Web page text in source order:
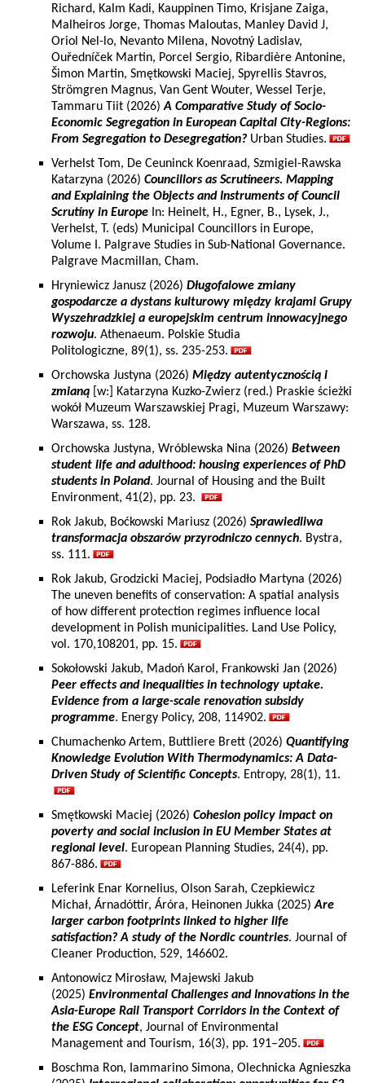
Richard, Kalm Kadi, Kauppinen Timo, Krisjane Zaiga,
Malheiros Jorge, Thomas Maloutas, Manley David J,
Oriol Nel-lo, Nevanto Milena, Novotný Ladislav,
Ouředníček Martin, Porcel Sergio, Ribardière Antonine,
Šimon Martin, Smętkowski Maciej, Spyrellis Stavros,
Strömgren Magnus, Van Gent Wouter, Wessel Terje,
Tammaru Tiit (2026)A Comparative Study of Socio-
Economic Segregation in European Capital City-Regions:
From Segregation to Desegregation? Urban Studies.
Verhelst Tom, De Ceuninck Koenraad, Szmigiel-Rawska
Katarzyna (2026) Councillors as Scrutineers. Mapping
and Explaining the Objects and Instruments of Council
Scrutiny in Europe In: Heinelt, H., Egner, B., Lysek, J.,
Verhelst, T. (eds) Municipal Councillors in Europe,
Volume I. Palgrave Studies in Sub-National Governance.
Palgrave Macmillan, Cham.
Hryniewicz Janusz (2026) Długofalowe zmiany
gospodarcze a dystans kulturowy między krajami Grupy
Wyszehradzkiej a europejskim centrum innowacyjnego
rozwoju. Athenaeum. Polskie Studia
Politologiczne, 89(1), ss. 235-253.
Orchowska Justyna (2026) Między autentycznością i
zmianą [w:] Katarzyna Kuzko-Zwierz (red.) Praskie ścieżki
wokół Muzeum Warszawskiej Pragi, Muzeum Warszawy:
Warszawa, ss. 128.
Orchowska Justyna, Wróblewska Nina (2026) Between
student life and adulthood: housing experiences of PhD
students in Poland. Journal of Housing and the Built
Environment, 41(2), pp. 23.
Rok Jakub, Boćkowski Mariusz (2026) Sprawiedliwa
transformacja obszarów przyrodniczo cennych. Bystra,
ss. 111.
Rok Jakub, Grodzicki Maciej, Podsiadło Martyna (2026)
The uneven benefits of conservation: A spatial analysis
of how different protection regimes influence local
development in Polish municipalities. Land Use Policy,
vol. 170,108201, pp. 15.
Sokołowski Jakub, Madoń Karol, Frankowski Jan (2026)
Peer effects and inequalities in technology uptake.
Evidence from a large-scale renovation subsidy
programme. Energy Policy, 208, 114902.
Chumachenko Artem, Buttliere Brett (2026) Quantifying
Knowledge Evolution With Thermodynamics: A Data-
Driven Study of Scientific Concepts. Entropy, 28(1), 11.
Smętkowski Maciej (2026) Cohesion policy impact on
poverty and social inclusion in EU Member States at
regional level. European Planning Studies, 24(4), pp.
867-886.
Leferink Enar Kornelius, Olson Sarah, Czepkiewicz
Michał, Árnadóttir, Áróra, Heinonen Jukka (2025)Are
larger carbon footprints linked to higher life
satisfaction? A study of the Nordic countries. Journal of
Cleaner Production, 529, 146602.
Antonowicz Mirosław, Majewski Jakub
(2025) Environmental Challenges and Innovations in the
Asia-Europe Rail Transport Corridors in the Context of
the ESG Concept, Journal of Environmental
Management and Tourism, 16(3), pp. 191–205.
Boschma Ron, Iammarino Simona, Olechnicka Agnieszka